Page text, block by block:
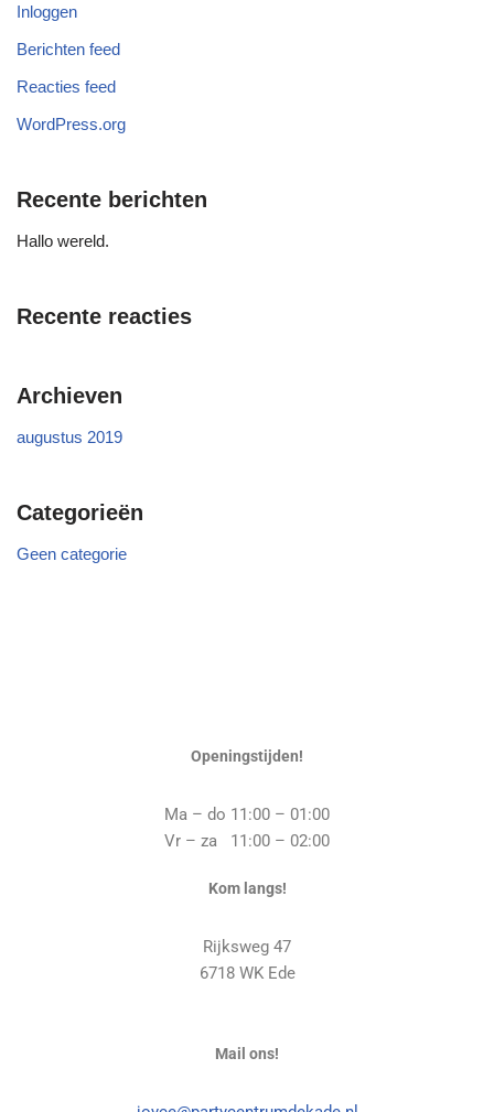
Inloggen
Berichten feed
Reacties feed
WordPress.org
Recente berichten
Hallo wereld.
Recente reacties
Archieven
augustus 2019
Categorieën
Geen categorie
Openingstijden!
Ma – do 11:00 – 01:00
Vr – za 11:00 – 02:00
Kom langs!
Rijksweg 47
6718 WK Ede
Mail ons!